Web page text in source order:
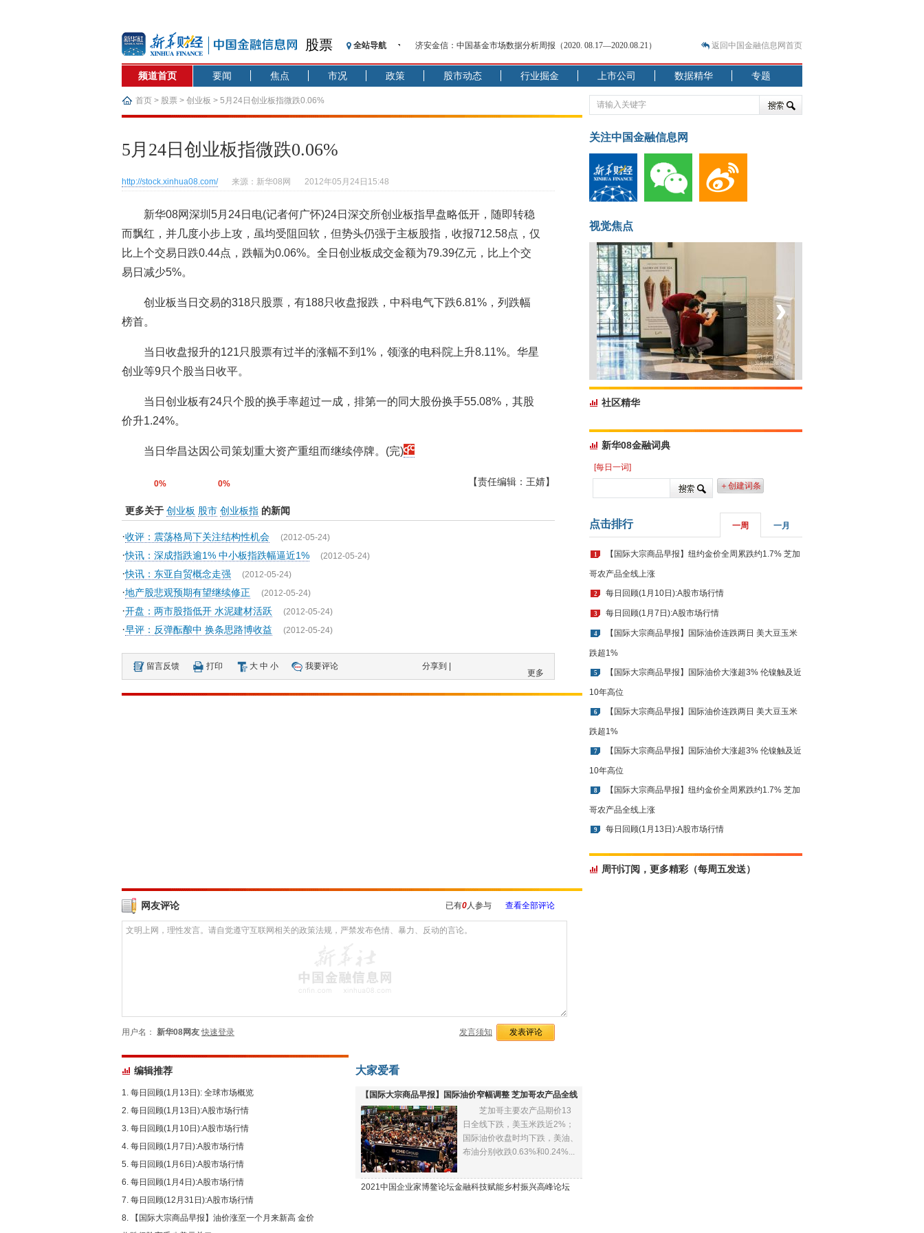
股票 全站导航
济安金信：中国基金市场数据分析周报（2020. 08.17—2020.08.21）
【见·闻】疫情下，新加坡旅游业步履维艰
记者手记：疫情下的香港零售业如何浴火重生？
【见·闻】疫情下一家香港传统零售商的转型突围之旅
济安金信：中国基金市场数据分析周报（2020. 07.27—2020.07.31）
【新华财经调查】同业存单、结构性存款玩起“跷跷板” 结构性失衡藏
央行公开市场净投放300亿元 短端资金利率明显下行
基本面及股市双轮冲击 债市回调十年期债表现最弱
恒生聚源：北斗收官之星发射成功，全产业链解析
返回中国金融信息网首页
频道首页 要闻 焦点 市况 政策 股市动态 行业掘金 上市公司 数据精华 专题
首页 > 股票 > 创业板 > 5月24日创业板指微跌0.06%
5月24日创业板指微跌0.06%
http://stock.xinhua08.com/ 来源：新华08网 2012年05月24日15:48
新华08网深圳5月24日电(记者何广怀)24日深交所创业板指早盘略低开，随即转稳
而飘红，并几度小步上攻，虽均受阻回软，但势头仍强于主板股指，收报712.58点，仅
比上个交易日跌0.44点，跌幅为0.06%。全日创业板成交金额为79.39亿元，比上个交
易日减少5%。
创业板当日交易的318只股票，有188只收盘报跌，中科电气下跌6.81%，列跌幅
榜首。
当日收盘报升的121只股票有过半的涨幅不到1%，领涨的电科院上升8.11%。华星
创业等9只个股当日收平。
当日创业板有24只个股的换手率超过一成，排第一的同大股份换手55.08%，其股
价升1.24%。
当日华昌达因公司策划重大资产重组而继续停牌。(完)
0% 0% 【责任编辑：王婧】
更多关于 创业板 股市 创业板指 的新闻
·收评：震荡格局下关注结构性机会 (2012-05-24)
·快讯：深成指跌逾1% 中小板指跌幅逼近1% (2012-05-24)
·快讯：东亚自贸概念走强 (2012-05-24)
·地产股悲观预期有望继续修正 (2012-05-24)
·开盘：两市股指低开 水泥建材活跃 (2012-05-24)
·早评：反弹酝酿中 换条思路博收益 (2012-05-24)
留言反馈 打印 大 中 小 我要评论 分享到 |
更多
网友评论 已有0人参与 查看全部评论
用户名： 新华08网友 快速登录 发言须知
编辑推荐
每日回顾(1月13日): 全球市场概览
每日回顾(1月13日):A股市场行情
每日回顾(1月10日):A股市场行情
每日回顾(1月7日):A股市场行情
每日回顾(1月6日):A股市场行情
每日回顾(1月4日):A股市场行情
每日回顾(12月31日):A股市场行情
【国际大宗商品早报】油价涨至一个月来新高 金价
大家爱看
【国际大宗商品早报】国际油价窄幅调整 芝加哥农产品全线
下跌
芝加哥主要农产品期价13
日全线下跌，美玉米跌近2%；
国际油价收盘时均下跌，美油、
布油分别收跌0.63%和0.24%...
2021中国企业家博鳌论坛金融科技赋能乡村振兴高峰论坛
关注中国金融信息网
视觉焦点
菲律宾：防疫降级
‹ ›
社区精华
新华08金融词典
[每日一词]
＋创建词条
点击排行 一周 一月
1 【国际大宗商品早报】纽约金价全周累跌约1.7% 芝加
哥农产品全线上涨
2 每日回顾(1月10日):A股市场行情
3 每日回顾(1月7日):A股市场行情
4 【国际大宗商品早报】国际油价连跌两日 美大豆玉米
跌超1%
5 【国际大宗商品早报】国际油价大涨超3% 伦镍触及近
10年高位
6 【国际大宗商品早报】国际油价连跌两日 美大豆玉米
跌超1%
7 【国际大宗商品早报】国际油价大涨超3% 伦镍触及近
10年高位
8 【国际大宗商品早报】纽约金价全周累跌约1.7% 芝加
哥农产品全线上涨
9 每日回顾(1月13日):A股市场行情
周刊订阅，更多精彩（每周五发送）